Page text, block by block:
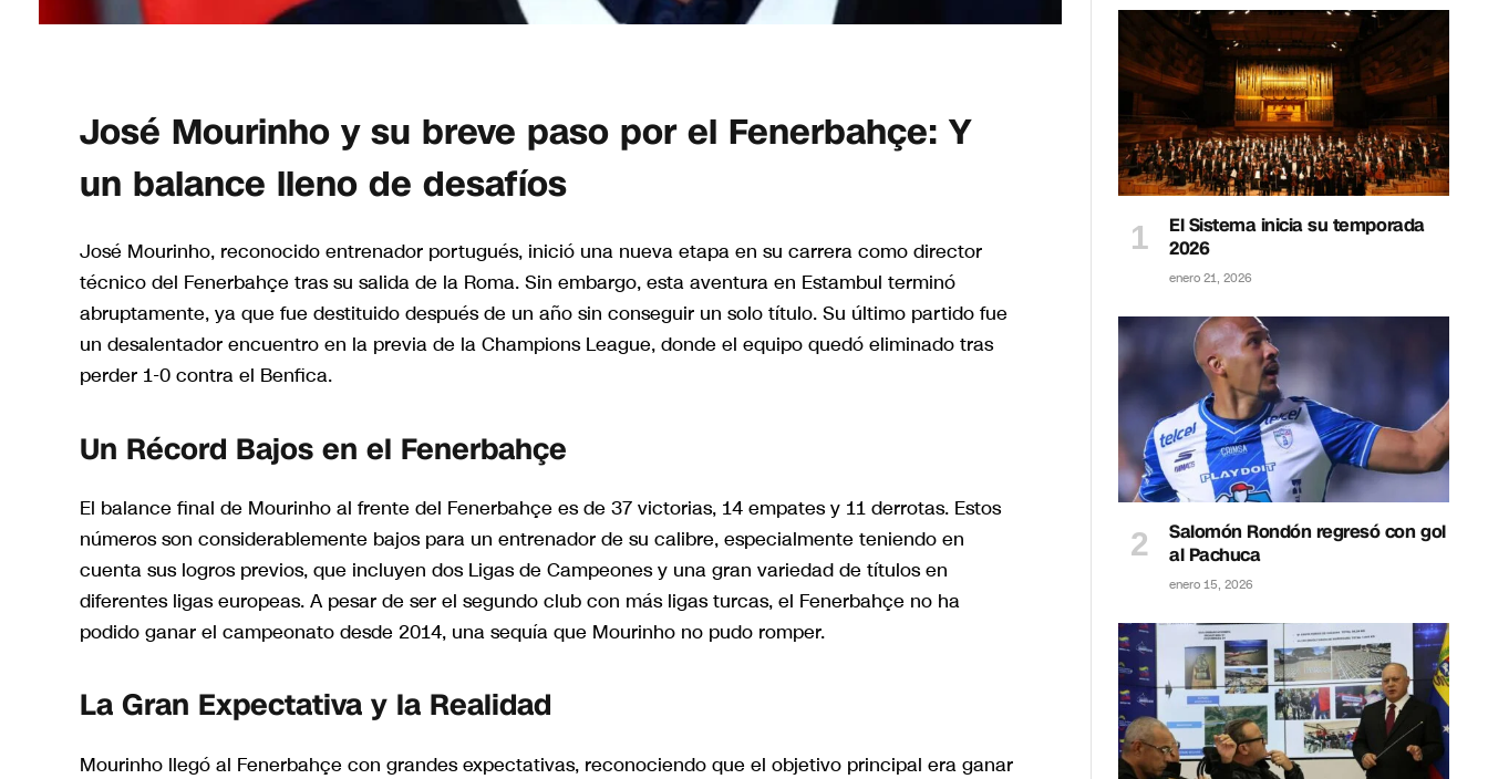
José Mourinho y su breve paso por el Fenerbahçe: Y
un balance lleno de desafíos
José Mourinho, reconocido entrenador portugués, inició una nueva etapa en su carrera como director
técnico del Fenerbahçe tras su salida de la Roma. Sin embargo, esta aventura en Estambul terminó
abruptamente, ya que fue destituido después de un año sin conseguir un solo título. Su último partido fue
un desalentador encuentro en la previa de la Champions League, donde el equipo quedó eliminado tras
perder 1-0 contra el Benfica.
Un Récord Bajos en el Fenerbahçe
El balance final de Mourinho al frente del Fenerbahçe es de 37 victorias, 14 empates y 11 derrotas. Estos
números son considerablemente bajos para un entrenador de su calibre, especialmente teniendo en
cuenta sus logros previos, que incluyen dos Ligas de Campeones y una gran variedad de títulos en
diferentes ligas europeas. A pesar de ser el segundo club con más ligas turcas, el Fenerbahçe no ha
podido ganar el campeonato desde 2014, una sequía que Mourinho no pudo romper.
La Gran Expectativa y la Realidad
Mourinho llegó al Fenerbahçe con grandes expectativas, reconociendo que el objetivo principal era ganar
El Sistema inicia su temporada
2026
enero 21, 2026
Salomón Rondón regresó con gol
al Pachuca
enero 15, 2026